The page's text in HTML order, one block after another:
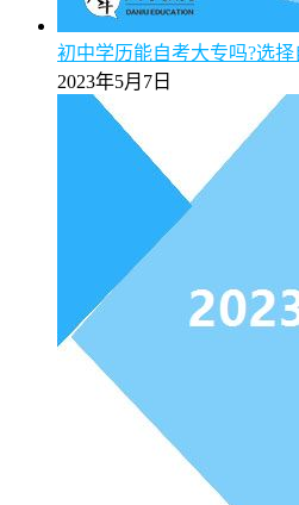
初中学历能自考大专吗?选
2023年5月7日